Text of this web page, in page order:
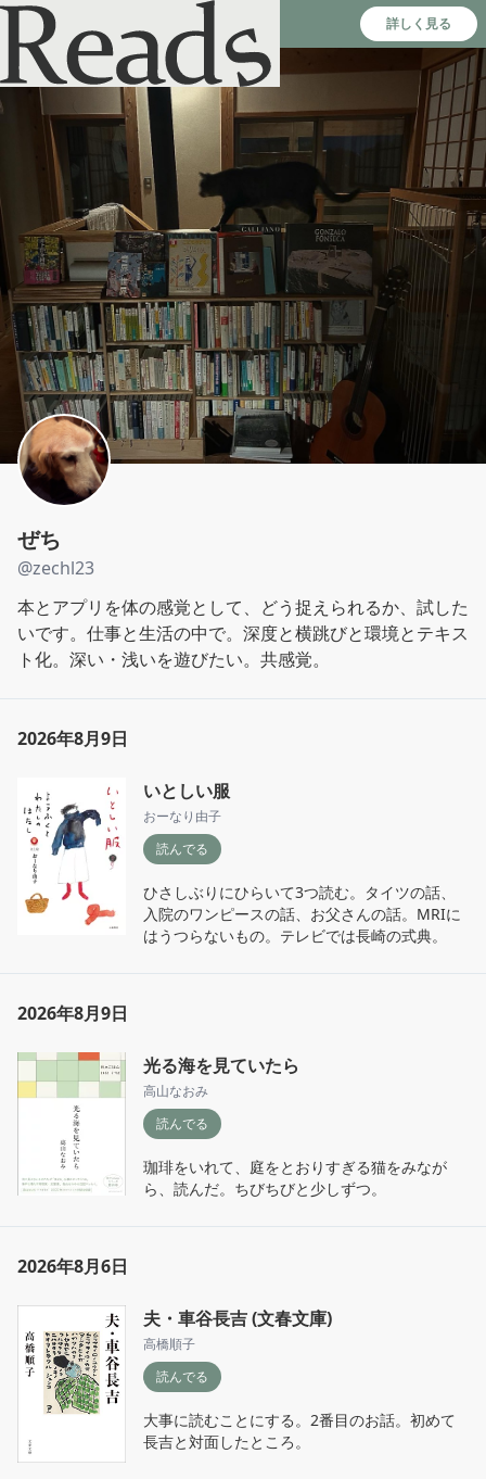
Reads - 読書のSNS＆記録アプリ 詳しく見る
ぜち
@zechl23
本とアプリを体の感覚として、どう捉えられるか、試した
いです。仕事と生活の中で。深度と横跳びと環境とテキス
ト化。深い・浅いを遊びたい。共感覚。
2026年8月9日
いとしい服
おーなり由子
読んでる
ひさしぶりにひらいて3つ読む。タイツの話、
入院のワンピースの話、お父さんの話。MRIに
はうつらないもの。テレビでは長崎の式典。
2026年8月9日
光る海を見ていたら
高山なおみ
読んでる
珈琲をいれて、庭をとおりすぎる猫をみなが
ら、読んだ。ちびちびと少しずつ。
2026年8月6日
夫・車谷長吉 (文春文庫)
高橋順子
読んでる
大事に読むことにする。2番目のお話。初めて
長吉と対面したところ。